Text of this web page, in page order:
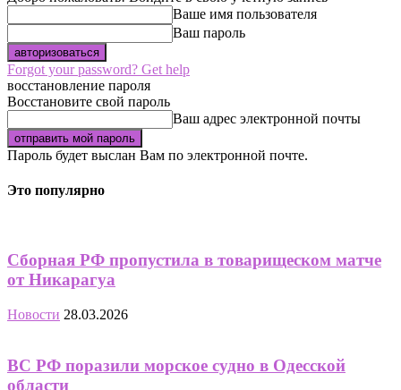
Ваше имя пользователя
Ваш пароль
Forgot your password? Get help
восстановление пароля
Восстановите свой пароль
Ваш адрес электронной почты
Пароль будет выслан Вам по электронной почте.
Это популярно
Сборная РФ пропустила в товарищеском матче
от Никарагуа
Новости 28.03.2026
ВС РФ поразили морское судно в Одесской
области